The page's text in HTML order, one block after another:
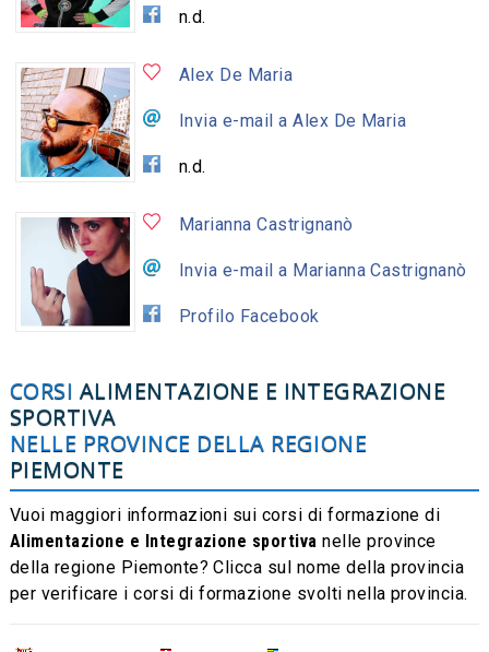
n.d.
Alex De Maria
Invia e-mail a Alex De Maria
n.d.
Marianna Castrignanò
Invia e-mail a Marianna Castrignanò
Profilo Facebook
CORSI ALIMENTAZIONE E INTEGRAZIONE
SPORTIVA
NELLE PROVINCE DELLA REGIONE
PIEMONTE
Vuoi maggiori informazioni sui corsi di formazione di
Alimentazione e Integrazione sportiva nelle province
della regione Piemonte? Clicca sul nome della provincia
per verificare i corsi di formazione svolti nella provincia.